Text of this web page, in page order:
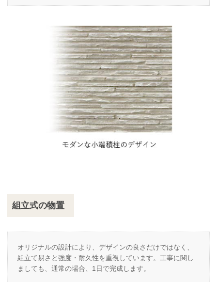
組立式の物置
オリジナルの設計により、デザインの良さだけではなく、
組立て易さと強度・耐久性を重視しています。工事に関し
ましても、通常の場合、1日で完成します。